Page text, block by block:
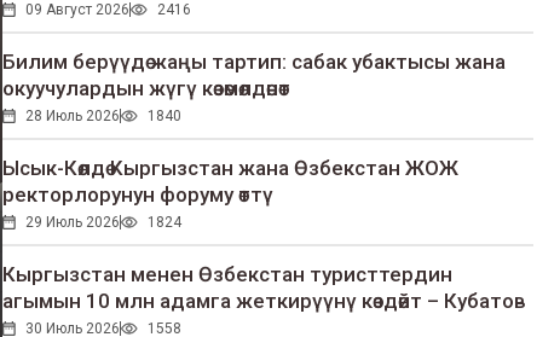
09 Август 2026 2416
Билим берүүдө жаңы тартип: сабак убактысы жана
окуучулардын жүгү көзөмөлдөнөт
28 Июль 2026 1840
Ысык-Көлдө Кыргызстан жана Өзбекстан ЖОЖ
ректорлорунун форуму өттү
29 Июль 2026 1824
Кыргызстан менен Өзбекстан туристтердин
агымын 10 млн адамга жеткирүүнү көздөйт – Кубатов
30 Июль 2026 1558